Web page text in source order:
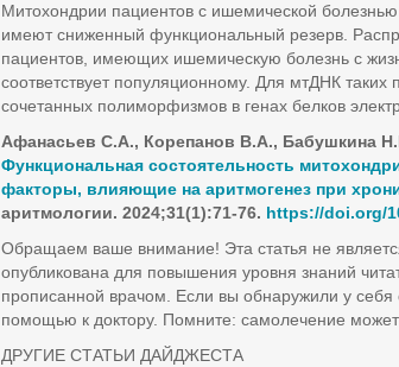
Митохондрии пациентов с ишемической
имеют сниженный функциональный резерв.
пациентов, имеющих ишемическую болезнь с
соответствует популяционному. Для мтДНК таких
сочетанных полиморфизмов в генах белков
Афанасьев С.А., Корепанов В.А., Бабушкина
Функциональная состоятельность
факторы, влияющие на аритмогенез при
аритмологии. 2024;31(1):71-76. https://doi.org/
Обращаем ваше внимание! Эта статья не
опубликована для повышения уровня знаний
прописанной врачом. Если вы обнаружили у
помощью к доктору. Помните: самолечение
ДРУГИЕ СТАТЬИ ДАЙДЖЕСТА